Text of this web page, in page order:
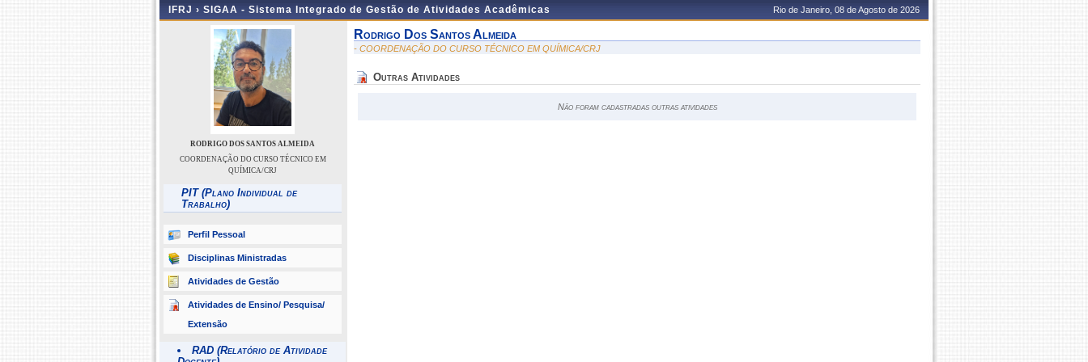
IFRJ › SIGAA - Sistema Integrado de Gestão de Atividades Acadêmicas Rio de Janeiro, 08 de Agosto de 2026
RODRIGO DOS SANTOS ALMEIDA
COORDENAÇÃO DO CURSO TÉCNICO EM
QUÍMICA/CRJ
PIT (Plano Individual de
Trabalho)
Perfil Pessoal
Disciplinas Ministradas
Atividades de Gestão
Atividades de Ensino/ Pesquisa/
Extensão
RAD (Relatório de Atividade
Rodrigo Dos Santos Almeida
- COORDENAÇÃO DO CURSO TÉCNICO EM QUÍMICA/CRJ
Outras Atividades
Não foram cadastradas outras atividades